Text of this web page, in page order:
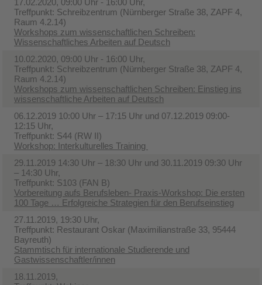
Treffpunkt: Schreibzentrum (Nürnberger Straße 38, ZAPF 4,
Raum 4.2.14)
Workshops zum wissenschaftlichen Schreiben:
Wissenschaftliches Arbeiten auf Deutsch
10.02.2020, 09:00 Uhr - 16:00 Uhr,
Treffpunkt: Schreibzentrum (Nürnberger Straße 38, ZAPF 4,
Raum 4.2.14)
Workshops zum wissenschaftlichen Schreiben: Einstieg ins
wissenschaftliche Arbeiten auf Deutsch
06.12.2019 10:00 Uhr – 17:15 Uhr und 07.12.2019 09:00-
12:15 Uhr,
Treffpunkt: S44 (RW II)
Workshop: Interkulturelles Training
29.11.2019 14:30 Uhr – 18:30 Uhr und 30.11.2019 09:30 Uhr
– 14:30 Uhr,
Treffpunkt: S103 (FAN B)
Vorbereitung aufs Berufsleben- Praxis-Workshop: Die ersten
100 Tage … Erfolgreiche Strategien für den Berufseinstieg
27.11.2019, 19:30 Uhr,
Treffpunkt: Restaurant Oskar (Maximilianstraße 33, 95444
Bayreuth)
Stammtisch für internationale Studierende und
Gastwissenschaftler/innen
18.11.2019,